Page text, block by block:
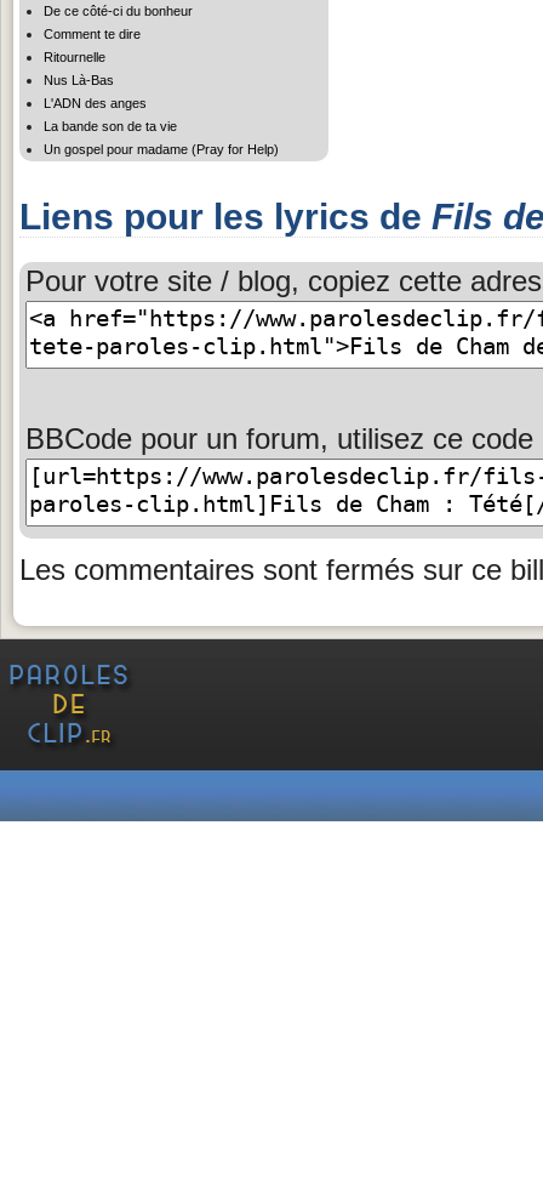
De ce côté-ci du bonheur
Comment te dire
Ritournelle
Nus Là-Bas
L'ADN des anges
La bande son de ta vie
Un gospel pour madame (Pray for Help)
Liens pour les lyrics de Fils
Pour votre site / blog, copiez cette
BBCode pour un forum, utilisez ce code
Les commentaires sont fermés sur ce